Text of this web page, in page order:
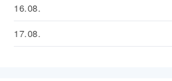
16.08.
17.08.